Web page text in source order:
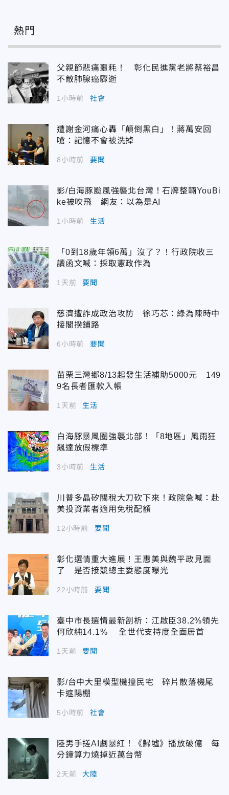
熱門
父親節悲痛噩耗！ 彰化民進黨老將蔡裕昌
不敵肺腺癌驟逝
1小時前 社會
遭謝金河痛心轟「顛倒黑白」！蔣萬安回
嗆：記憶不會被洗掉
8小時前 要聞
影/白海豚颱風強襲北台灣！石牌整輛YouBi
ke被吹飛 網友：以為是AI
1小時前 生活
「0到18歲年領6萬」沒了？！行政院收三
讀函文喊：採取憲政作為
1天前 要聞
慈濟遭詐成政治攻防 徐巧芯：綠為陳時中
接閣揆鋪路
6小時前 要聞
苗栗三灣鄉8/13起發生活補助5000元 149
9名長者匯款入帳
1天前 生活
白海豚暴風圈強襲北部！「8地區」風雨狂
飆達放假標準
3小時前 生活
川普多晶矽關稅大刀砍下來！政院急喊：赴
美投資業者適用免稅配額
12小時前 要聞
彰化選情重大進展！王惠美與魏平政見面
了 是否接競總主委態度曝光
22小時前 要聞
臺中市長選情最新剖析：江啟臣38.2%領先
何欣純14.1% 全世代支持度全面居首
1天前 要聞
影/台中大里模型機撞民宅 碎片散落機尾
卡遮陽棚
5小時前 社會
陸男手搓AI劇暴紅！《歸墟》播放破億 每
分鐘算力燒掉近萬台幣
2天前 大陸